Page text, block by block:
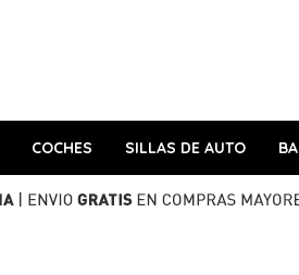
COCHES SILLAS DE AUTO